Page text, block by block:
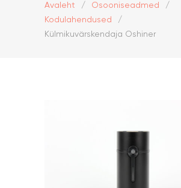
Avaleht / Osooniseadmed
/
Kodulahendused
/
Külmikuvärskendaja Oshiner